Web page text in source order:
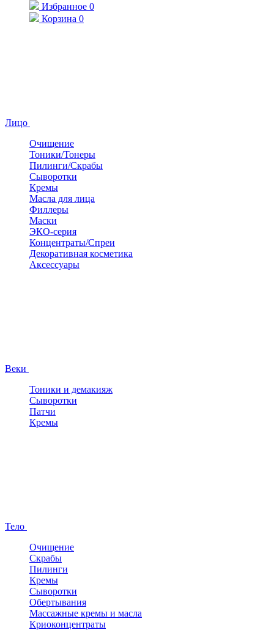
Избранное 0
Корзина 0
Лицо
Очищение
Тоники/Тонеры
Пилинги/Скрабы
Сыворотки
Кремы
Масла для лица
Филлеры
Маски
ЭКО-серия
Концентраты/Спреи
Декоративная косметика
Аксессуары
Веки
Тоники и демакияж
Сыворотки
Патчи
Кремы
Тело
Очищение
Скрабы
Пилинги
Кремы
Сыворотки
Обертывания
Массажные кремы и масла
Криоконцентраты